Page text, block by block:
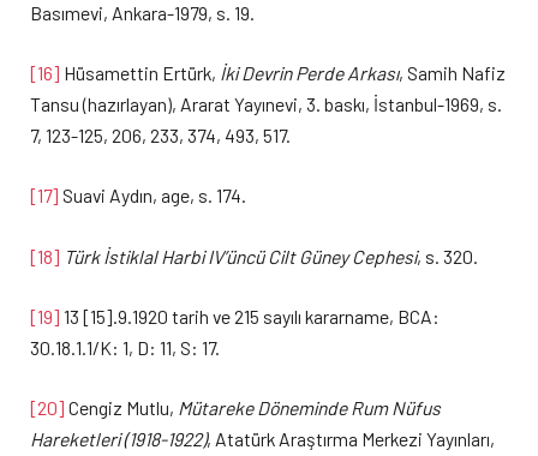
Basımevi, Ankara-1979, s. 19.
[16] Hüsamettin Ertürk, İki Devrin Perde Arkası, Samih Nafiz
Tansu (hazırlayan), Ararat Yayınevi, 3. baskı, İstanbul-1969, s.
7, 123-125, 206, 233, 374, 493, 517.
[17] Suavi Aydın, age, s. 174.
[18] Türk İstiklal Harbi IV’üncü Cilt Güney Cephesi, s. 320.
[19] 13 [15].9.1920 tarih ve 215 sayılı kararname, BCA:
30.18.1.1/K: 1, D: 11, S: 17.
[20] Cengiz Mutlu, Mütareke Döneminde Rum Nüfus
Hareketleri (1918-1922), Atatürk Araştırma Merkezi Yayınları,